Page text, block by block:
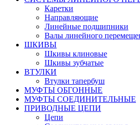
Каретки
Направляющие
Линейные подшипники
Валы линейного
ШКИВЫ
Шкивы клиновые
Шкивы зубчатые
ВТУЛКИ
Втулки тапербуш
МУФТЫ ОБГОННЫЕ
МУФТЫ СОЕДИНИТЕЛЬНЫЕ
ПРИВОДНЫЕ ЦЕПИ
Цепи